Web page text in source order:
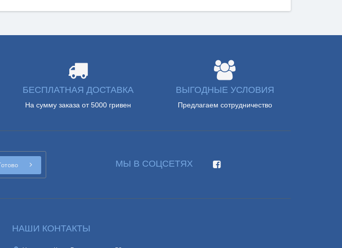
БЕСПЛАТНАЯ ДОСТАВКА
На сумму заказа от 5000 гривен
ВЫГОДНЫЕ УСЛОВИЯ
Предлагаем сотрудничество
МЫ В СОЦСЕТЯХ
НАШИ КОНТАКТЫ